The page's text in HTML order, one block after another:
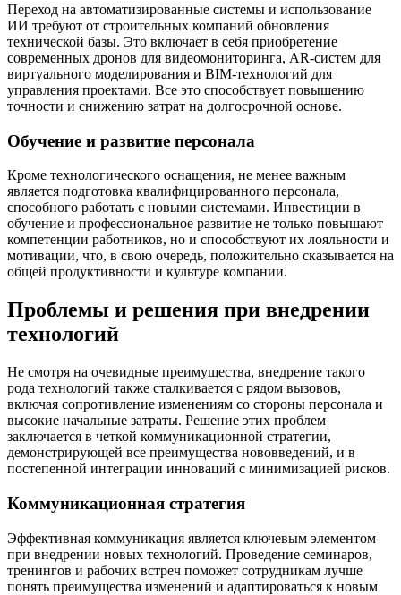
Переход на автоматизированные системы и использование
ИИ требуют от строительных компаний обновления
технической базы. Это включает в себя приобретение
современных дронов для видеомониторинга, AR-систем для
виртуального моделирования и BIM-технологий для
управления проектами. Все это способствует повышению
точности и снижению затрат на долгосрочной основе.
Обучение и развитие персонала
Кроме технологического оснащения, не менее важным
является подготовка квалифицированного персонала,
способного работать с новыми системами. Инвестиции в
обучение и профессиональное развитие не только повышают
компетенции работников, но и способствуют их лояльности и
мотивации, что, в свою очередь, положительно сказывается на
общей продуктивности и культуре компании.
Проблемы и решения при внедрении
технологий
Не смотря на очевидные преимущества, внедрение такого
рода технологий также сталкивается с рядом вызовов,
включая сопротивление изменениям со стороны персонала и
высокие начальные затраты. Решение этих проблем
заключается в четкой коммуникационной стратегии,
демонстрирующей все преимущества нововведений, и в
постепенной интеграции инноваций с минимизацией рисков.
Коммуникационная стратегия
Эффективная коммуникация является ключевым элементом
при внедрении новых технологий. Проведение семинаров,
тренингов и рабочих встреч поможет сотрудникам лучше
понять преимущества изменений и адаптироваться к новым